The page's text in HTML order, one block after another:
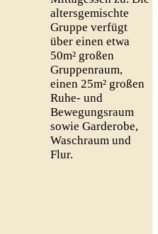
altersgemischte
Gruppe verfügt
über einen etwa
50m² großen
Gruppenraum,
einen 25m² großen
Ruhe- und
Bewegungsraum
sowie Garderobe,
Waschraum und
Flur.